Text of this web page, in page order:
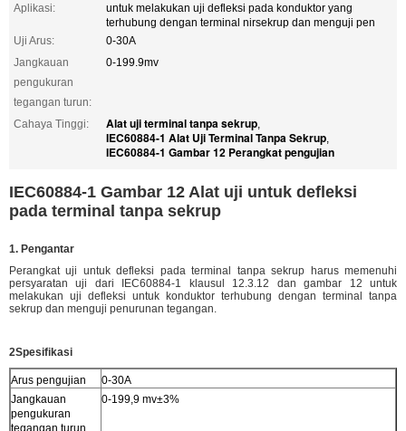
Aplikasi:
untuk melakukan uji defleksi pada konduktor yang
terhubung dengan terminal nirsekrup dan menguji pen
Uji Arus:
0-30A
Jangkauan
pengukuran
tegangan turun:
0-199.9mv
Cahaya Tinggi: Alat uji terminal tanpa sekrup,
IEC60884-1 Alat Uji Terminal Tanpa Sekrup,
IEC60884-1 Gambar 12 Perangkat pengujian
IEC60884-1 Gambar 12 Alat uji untuk defleksi
pada terminal tanpa sekrup
1. Pengantar
Perangkat uji untuk defleksi pada terminal tanpa sekrup harus memenuhi
persyaratan uji dari IEC60884-1 klausul 12.3.12 dan gambar 12 untuk
melakukan uji defleksi untuk konduktor terhubung dengan terminal tanpa
sekrup dan menguji penurunan tegangan.
2Spesifikasi
Arus pengujian
0-30A
Jangkauan
pengukuran
tegangan turun
0-199,9 mv±3%